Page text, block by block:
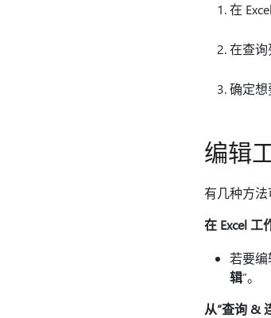
在
在查
确定
编辑
有几种方法
在 Excel 工
若要编
辑”。
从“查询 &